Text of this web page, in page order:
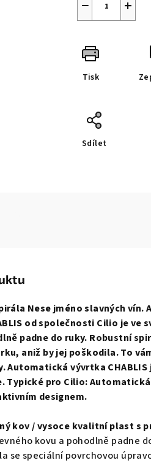
+
−
Tisk
Sdílet
Nese jméno slavných vín.
od společnosti Cilio je ve
padne do ruky. Robustní
aniž by jej poškodila. To
Automatická vývrtka
Typické pro Cilio:
designem.
kov /vysoce kvalitní plast s
kovu a pohodlně padne
se speciální povrchovou